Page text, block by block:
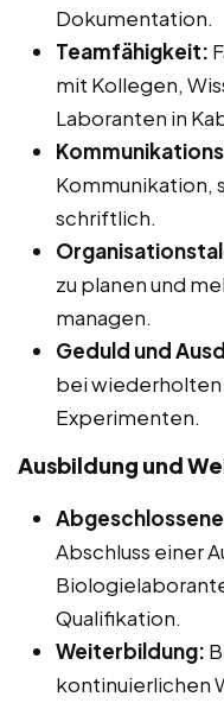
Dokumentation.
Teamfähigkeit:
mit Kollegen,
Laboranten in
Kommunikation,
schriftlich.
zu planen und
managen.
Geduld und
bei wiederholten
Experimenten.
Ausbildung und
Abschluss einer
Qualifikation.
Weiterbildung:
kontinuierlichen